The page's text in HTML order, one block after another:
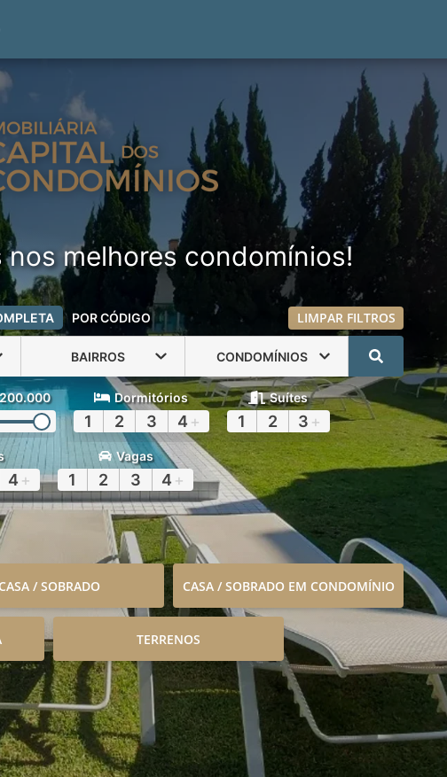
nos melhores condomínios!
POR CÓDIGO LIMPAR FILTROS
BAIRROS CONDOMÍNIOS
Dormitórios
1 2 3 4 +
Suítes
1 2 3 +
4 +
Vagas
1 2 3 4 +
CASA / SOBRADO CASA / SOBRADO EM CONDOMÍNIO
TERRENOS